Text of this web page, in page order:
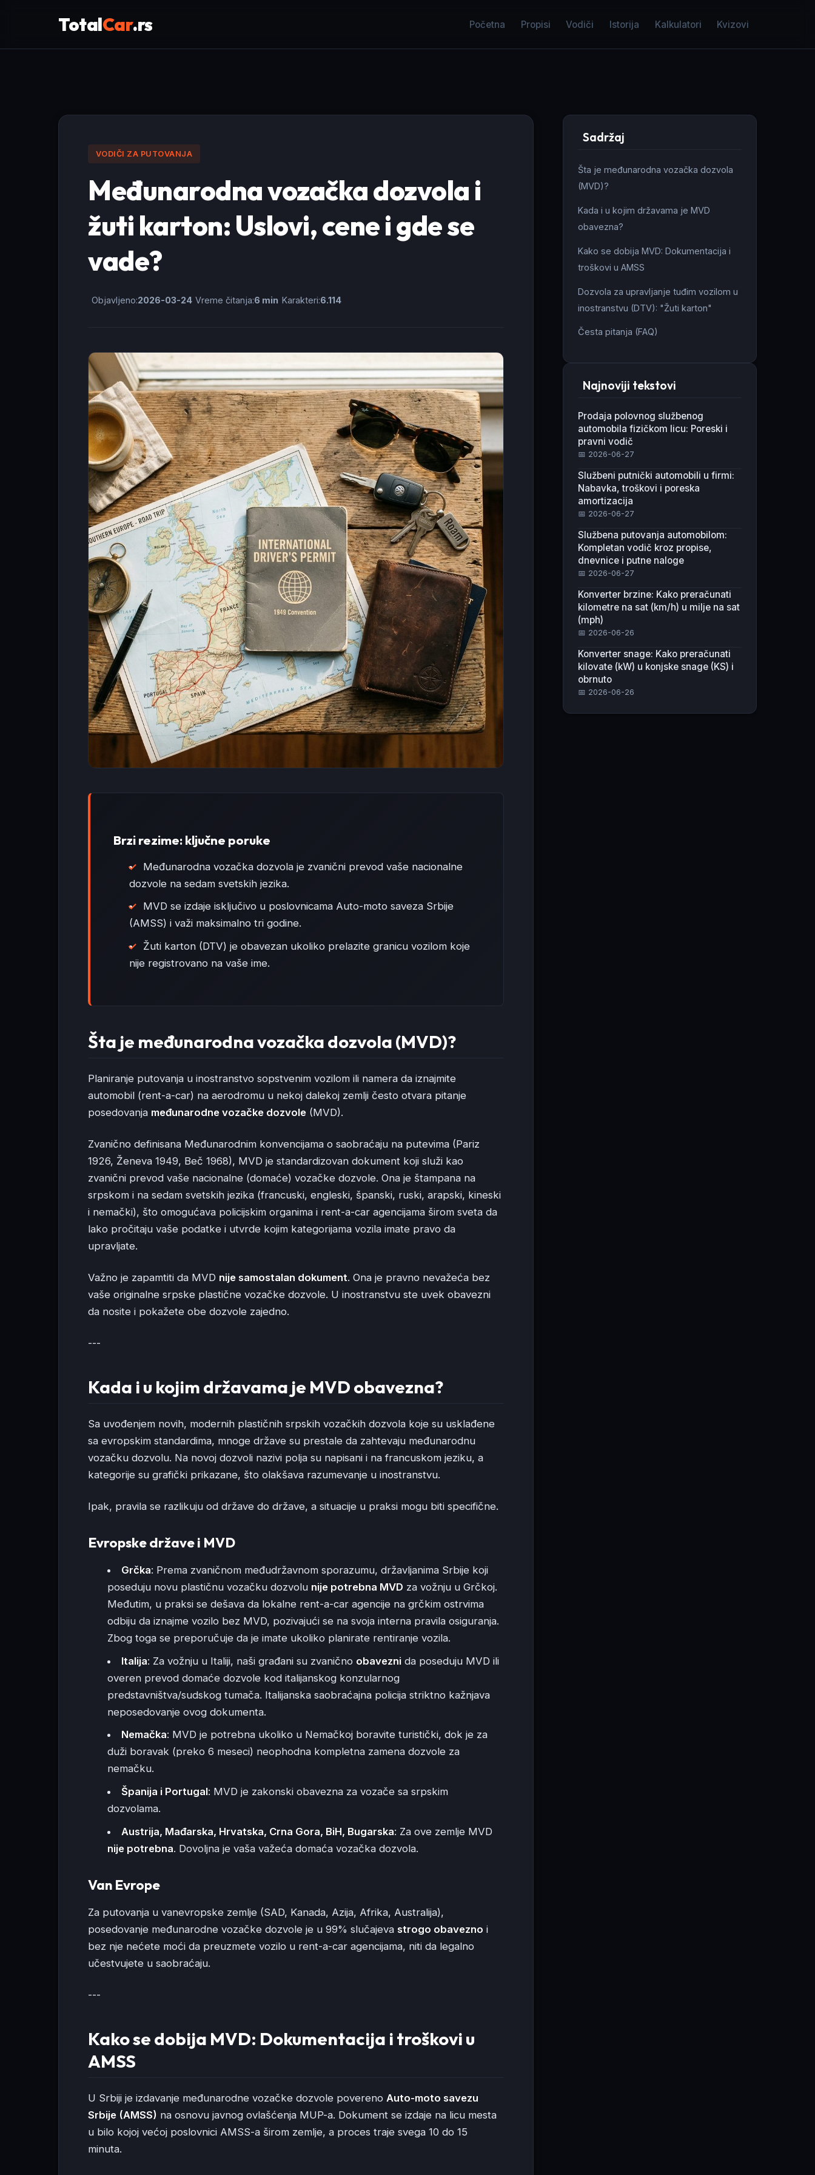
TotalCar.rs Početna Propisi Vodiči Istorija Kalkulatori Kvizovi
VODIČI ZA PUTOVANJA
Međunarodna vozačka dozvola i
žuti karton: Uslovi, cene i gde se
vade?
Objavljeno:2026-03-24 Vreme čitanja:6 min Karakteri:6.114
Brzi rezime: ključne poruke
Međunarodna vozačka dozvola je zvanični prevod vaše nacionalne
dozvole na sedam svetskih jezika.
MVD se izdaje isključivo u poslovnicama Auto-moto saveza Srbije
(AMSS) i važi maksimalno tri godine.
Žuti karton (DTV) je obavezan ukoliko prelazite granicu vozilom koje
nije registrovano na vaše ime.
Šta je međunarodna vozačka dozvola (MVD)?
Planiranje putovanja u inostranstvo sopstvenim vozilom ili namera da iznajmite
automobil (rent-a-car) na aerodromu u nekoj dalekoj zemlji često otvara pitanje
posedovanja međunarodne vozačke dozvole (MVD).
Zvanično definisana Međunarodnim konvencijama o saobraćaju na putevima (Pariz
1926, Ženeva 1949, Beč 1968), MVD je standardizovan dokument koji služi kao
zvanični prevod vaše nacionalne (domaće) vozačke dozvole. Ona je štampana na
srpskom i na sedam svetskih jezika (francuski, engleski, španski, ruski, arapski, kineski
i nemački), što omogućava policijskim organima i rent-a-car agencijama širom sveta da
lako pročitaju vaše podatke i utvrde kojim kategorijama vozila imate pravo da
upravljate.
Važno je zapamtiti da MVD nije samostalan dokument. Ona je pravno nevažeća bez
vaše originalne srpske plastične vozačke dozvole. U inostranstvu ste uvek obavezni
da nosite i pokažete obe dozvole zajedno.
---
Kada i u kojim državama je MVD obavezna?
Sa uvođenjem novih, modernih plastičnih srpskih vozačkih dozvola koje su usklađene
sa evropskim standardima, mnoge države su prestale da zahtevaju međunarodnu
vozačku dozvolu. Na novoj dozvoli nazivi polja su napisani i na francuskom jeziku, a
kategorije su grafički prikazane, što olakšava razumevanje u inostranstvu.
Ipak, pravila se razlikuju od države do države, a situacije u praksi mogu biti specifične.
Evropske države i MVD
Grčka: Prema zvaničnom međudržavnom sporazumu, državljanima Srbije koji
poseduju novu plastičnu vozačku dozvolu nije potrebna MVD za vožnju u Grčkoj.
Međutim, u praksi se dešava da lokalne rent-a-car agencije na grčkim ostrvima
odbiju da iznajme vozilo bez MVD, pozivajući se na svoja interna pravila osiguranja.
Zbog toga se preporučuje da je imate ukoliko planirate rentiranje vozila.
Italija: Za vožnju u Italiji, naši građani su zvanično obaveznida poseduju MVD ili
overen prevod domaće dozvole kod italijanskog konzularnog
predstavništva/sudskog tumača. Italijanska saobraćajna policija striktno kažnjava
neposedovanje ovog dokumenta.
Nemačka: MVD je potrebna ukoliko u Nemačkoj boravite turistički, dok je za
duži boravak (preko 6 meseci) neophodna kompletna zamena dozvole za
nemačku.
Španija i Portugal: MVD je zakonski obavezna za vozače sa srpskim
dozvolama.
Austrija, Mađarska, Hrvatska, Crna Gora, BiH, Bugarska: Za ove zemlje MVD
nije potrebna. Dovoljna je vaša važeća domaća vozačka dozvola.
Van Evrope
Za putovanja u vanevropske zemlje (SAD, Kanada, Azija, Afrika, Australija),
posedovanje međunarodne vozačke dozvole je u 99% slučajeva strogo obavezno i
bez nje nećete moći da preuzmete vozilo u rent-a-car agencijama, niti da legalno
učestvujete u saobraćaju.
---
Kako se dobija MVD: Dokumentacija i troškovi u
AMSS
U Srbiji je izdavanje međunarodne vozačke dozvole povereno Auto-moto savezu
Srbije (AMSS) na osnovu javnog ovlašćenja MUP-a. Dokument se izdaje na licu mesta
u bilo kojoj većoj poslovnici AMSS-a širom zemlje, a proces traje svega 10 do 15
minuta.
Sadržaj
Šta je međunarodna vozačka dozvola
(MVD)?
Kada i u kojim državama je MVD
obavezna?
Kako se dobija MVD: Dokumentacija i
troškovi u AMSS
Dozvola za upravljanje tuđim vozilom u
inostranstvu (DTV): "Žuti karton"
Česta pitanja (FAQ)
Najnoviji tekstovi
Prodaja polovnog službenog
automobila fizičkom licu: Poreski i
pravni vodič
📅 2026-06-27
Službeni putnički automobili u firmi:
Nabavka, troškovi i poreska
amortizacija
📅 2026-06-27
Službena putovanja automobilom:
Kompletan vodič kroz propise,
dnevnice i putne naloge
📅 2026-06-27
Konverter brzine: Kako preračunati
kilometre na sat (km/h) u milje na sat
(mph)
📅 2026-06-26
Konverter snage: Kako preračunati
kilovate (kW) u konjske snage (KS) i
obrnuto
📅 2026-06-26